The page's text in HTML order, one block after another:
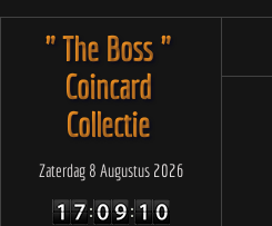
" The Boss "
Coincard
Collectie
Zaterdag 8 Augustus 2026